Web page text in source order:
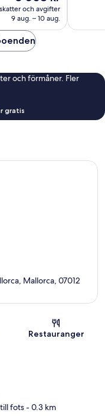
är
3 008 kr
och avgifter
9 aug. – 10 aug.
och förmåner. Fler
gratis
Mallorca, 07012
Restauranger
fots- 0.3 km